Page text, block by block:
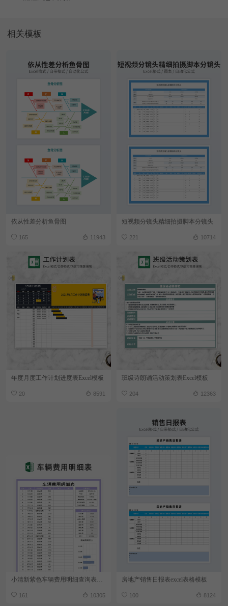
相关模板
依从性差分析鱼骨图
165 11943
短视频分镜头精细拍摄脚本分镜头
221 10714
年度月度工作计划进度表Excel模板
20 8591
班级诗朗诵活动策划表Excel模板
204 12363
161 10305
房地产销售日报表excel表格模板
100 8124